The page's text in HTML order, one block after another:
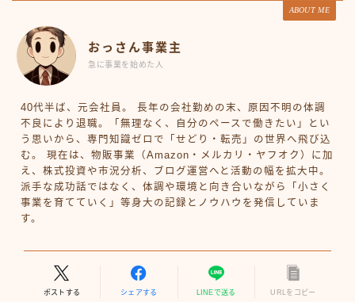
ABOUT ME
おっさん事業主
急に事業を始めた人
40代半ば、元会社員。 長年の会社勤めの末、原因不明の体調
不良により退職。「無理なく、自分のペースで働きたい」とい
う思いから、専門知識ゼロで「せどり・転売」の世界へ飛び込
む。 現在は、物販事業（Amazon・メルカリ・ヤフオク）に加
え、株式投資や市況分析、ブログ運営へと活動の幅を拡大中。
派手な成功話ではなく、体調や環境と向き合いながら「小さく
事業を育てていく」等身大の記録とノウハウを発信していま
す。
ポストする シェアする LINEで送る URLをコピー